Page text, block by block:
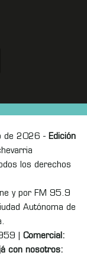
de 2026 - Edición
los derechos
y por FM 95.9
Autónoma de
| Comercial:
con nosotros: